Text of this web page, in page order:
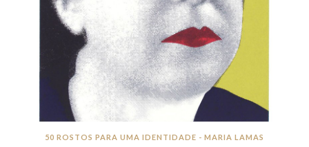
50 ROSTOS PARA UMA IDENTIDADE - MARIA LAMAS